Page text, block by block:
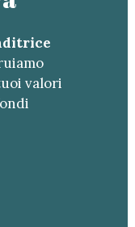
valori